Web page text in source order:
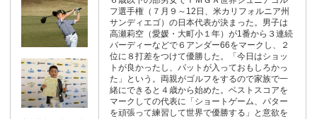
フ選手権（７月９～12日、米カリフォルニア州
サンディエゴ）の日本代表が決まった。男子は
高瀬莉空（愛媛・大町小１年）が1番から３連続
バーディーなどで６アンダー66をマークし、２
位に８打差をつけて優勝した。「今日はショッ
トが良かったし、パットが入っておもしろかっ
た」という。両親がゴルフをするので家族で一
緒にできると４歳から始めた。ベストスコアを
マークしての代表に「ショートゲーム、パター
を頑張って練習して世界で優勝する」と意欲を